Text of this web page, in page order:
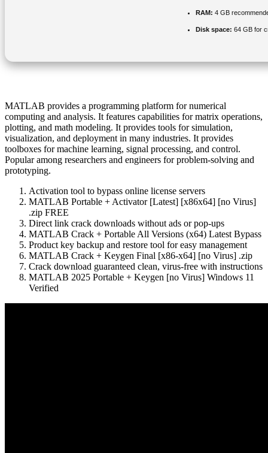
RAM: 4 GB
Disk space: 64 GB for
MATLAB provides a programming platform for numerical
computing and analysis. It features capabilities for matrix operations,
plotting, and math modeling. It provides tools for simulation,
visualization, and deployment in many industries. It provides
toolboxes for machine learning, signal processing, and control.
Popular among researchers and engineers for problem-solving and
prototyping.
Activation tool to bypass online license servers
MATLAB Portable + Activator [Latest] [x86x64] [no Virus]
.zip FREE
Direct link crack downloads without ads or pop-ups
MATLAB Crack + Portable All Versions (x64) Latest Bypass
Product key backup and restore tool for easy management
MATLAB Crack + Keygen Final [x86-x64] [no Virus] .zip
Crack download guaranteed clean, virus-free with instructions
MATLAB 2025 Portable + Keygen [no Virus] Windows 11
Verified